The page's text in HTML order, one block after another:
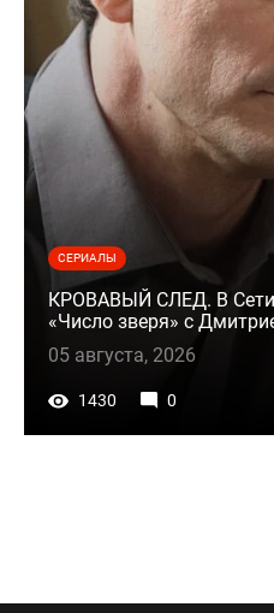
СЕРИАЛЫ
КРОВАВЫЙ СЛЕД. В Сети
«Число зверя» с
05 августа, 2026
1430 0